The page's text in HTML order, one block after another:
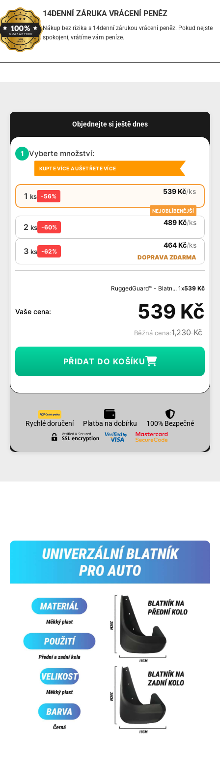
14DENNÍ ZÁRUKA VRÁCENÍ PENĚZ
Nákup bez rizika s 14denní zárukou vrácení peněz. Pokud nejste
spokojeni, vrátíme vám peníze.
Objednejte si ještě dnes
1 Vyberte množství:
KUPTE VÍCE A UŠETŘETE VÍCE
1 ks -56%
539Kč/ks
NEJOBLÍBENĚJŠÍ
2 ks -60%
489Kč/ks
3 ks -62%
464Kč/ks
DOPRAVA ZDARMA
RuggedGuard™ - Blatn... 1x539 Kč
Vaše cena: 539 Kč
Běžná cena:1,230Kč
PŘIDAT DO KOŠÍKU
Rychlé doručení Platba na dobírku 100% Bezpečné